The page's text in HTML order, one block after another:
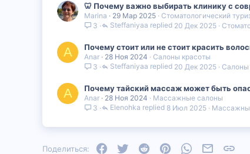
🦷 Почему важно выбирать клинику с
Marina 29 Мар 2025 Стоматологический
3
20 Дек 2025
Steffaniyaa
A Почему стоит или не стоит красить
Anar 28 Ноя 2024
Салоны красоты
3
Салоны
20 Дек 2025
Steffaniyaa
A Почему тайский массаж может быть
Anar 28 Ноя 2024
Массажные салоны
3
8 Июл 2025
Elenohka
Поделиться: Facebook
Twitter Reddit PinterestWhatsApp